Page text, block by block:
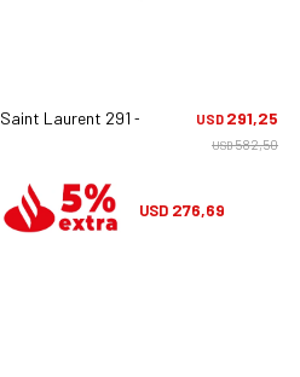
Saint Laurent 291 - 001 USD 291,25
USD582,50
USD 276,69